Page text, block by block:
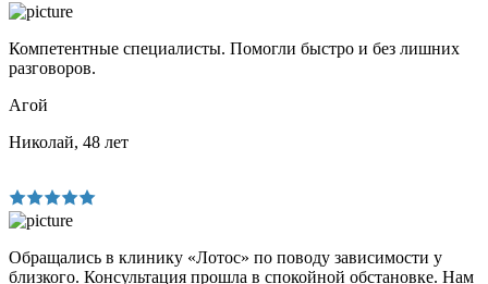
Компетентные специалисты. Помогли быстро и без лишних
разговоров.
Агой
Николай, 48 лет
Обращались в клинику «Лотос» по поводу зависимости у
близкого. Консультация прошла в спокойной обстановке. Нам